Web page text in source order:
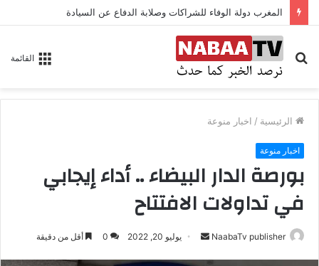
المغرب دولة الوفاء للشراكات وصلابة الدفاع عن السيادة
القائمة
بحث
عن
الرئيسية / اخبار منوعة
اخبار منوعة
بورصة الدار البيضاء .. أداء إيجابي
في تداولات الافتتاح
NaabaTv publisher يوليو 20, 2022 0 أقل من دقيقة